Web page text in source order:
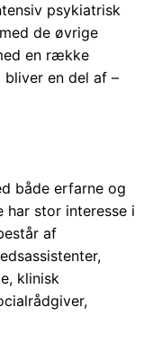
psykiatrisk
de øvrige
en række
bliver en del af –
både erfarne og
har stor interesse i
af
klinisk